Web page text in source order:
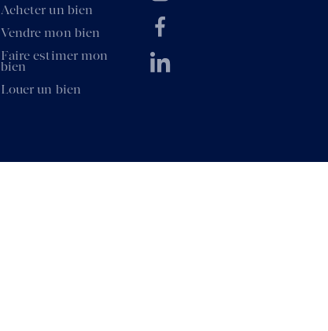
Acheter un bien
Vendre mon bien
Faire estimer mon
bien
Louer un bien